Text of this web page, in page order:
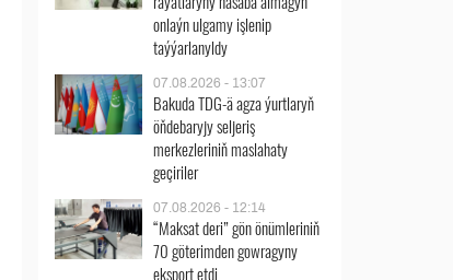
onlaýn ulgamy işlenip
taýýarlanyldy
07.08.2026 - 13:07
Bakuda TDG-ä agza ýurtlaryň
öňdebaryjy seljeriş
merkezleriniň maslahaty
geçiriler
07.08.2026 - 12:14
“Maksat deri” gön önümleriniň
70 göterimden gowragyny
eksport etdi